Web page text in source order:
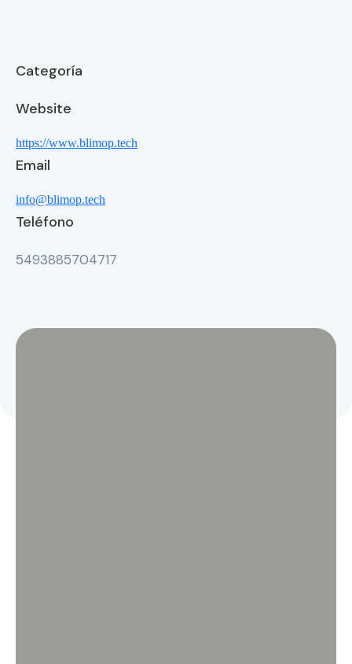
Categoría
Website
https://www.blimop.tech
Email
info@blimop.tech
Teléfono
5493885704717